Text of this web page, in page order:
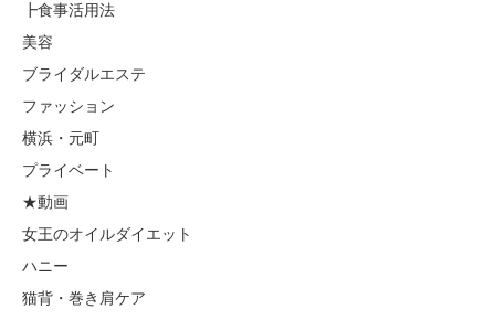
┣食事活用法
美容
ブライダルエステ
ファッション
横浜・元町
プライベート
★動画
女王のオイルダイエット
ハニー
猫背・巻き肩ケア